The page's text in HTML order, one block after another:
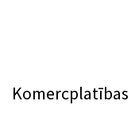
Komercplatības